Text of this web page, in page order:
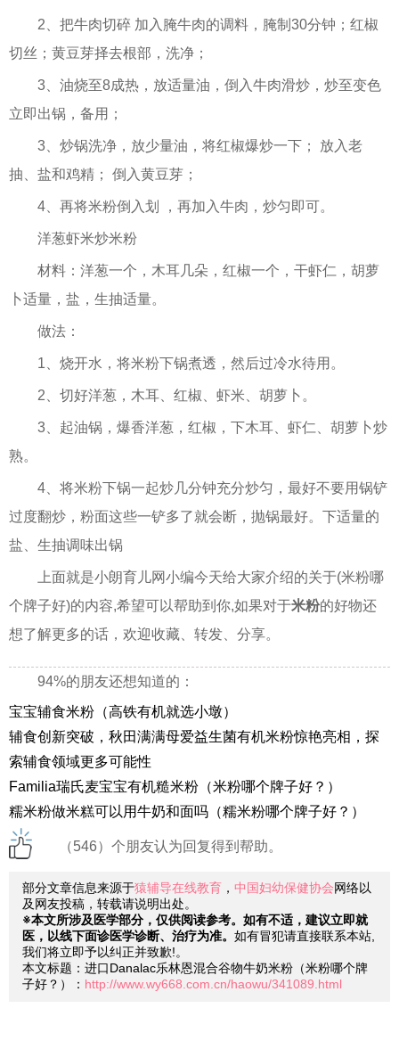
2、把牛肉切碎 加入腌牛肉的调料，腌制30分钟；红椒
切丝；黄豆芽择去根部，洗净；
3、油烧至8成热，放适量油，倒入牛肉滑炒，炒至变色
立即出锅，备用；
3、炒锅洗净，放少量油，将红椒爆炒一下； 放入老
抽、盐和鸡精； 倒入黄豆芽；
4、再将米粉倒入划 ，再加入牛肉，炒匀即可。
洋葱虾米炒米粉
材料：洋葱一个，木耳几朵，红椒一个，干虾仁，胡萝
卜适量，盐，生抽适量。
做法：
1、烧开水，将米粉下锅煮透，然后过冷水待用。
2、切好洋葱，木耳、红椒、虾米、胡萝卜。
3、起油锅，爆香洋葱，红椒，下木耳、虾仁、胡萝卜炒
熟。
4、将米粉下锅一起炒几分钟充分炒匀，最好不要用锅铲
过度翻炒，粉面这些一铲多了就会断，抛锅最好。下适量的
盐、生抽调味出锅
上面就是小朗育儿网小编今天给大家介绍的关于(米粉哪
个牌子好)的内容,希望可以帮助到你,如果对于米粉的好物还
想了解更多的话，欢迎收藏、转发、分享。
94%的朋友还想知道的：
宝宝辅食米粉（高铁有机就选小墩）
辅食创新突破，秋田满满母爱益生菌有机米粉惊艳亮相，探
索辅食领域更多可能性
Familia瑞氏麦宝宝有机糙米粉（米粉哪个牌子好？）
糯米粉做米糕可以用牛奶和面吗（糯米粉哪个牌子好？）
（546）个朋友认为回复得到帮助。
部分文章信息来源于猿辅导在线教育 ， 中国妇幼保健协会网络以
及网友投稿，转载请说明出处。
※本文所涉及医学部分，仅供阅读参考。如有不适，建议立即就
医，以线下面诊医学诊断、治疗为准。 如有冒犯请直接联系本站,
我们将立即予以纠正并致歉!。
本文标题：进口Danalac乐林恩混合谷物牛奶米粉（米粉哪个牌
子好？）： http://www.wy668.com.cn/haowu/341089.html